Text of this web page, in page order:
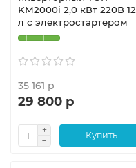
KM2000i 2,0 кВт 220В 12
л с электростартером
35 161 р
29 800 р
Купить